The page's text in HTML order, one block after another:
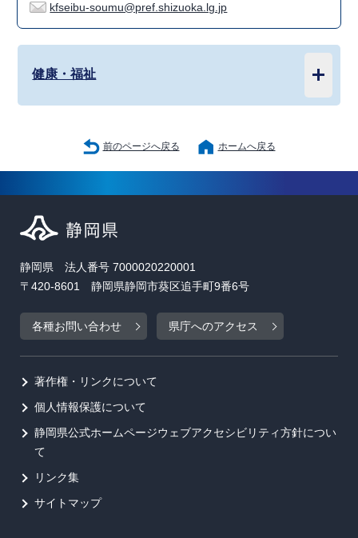
kfseibu-soumu@pref.shizuoka.lg.jp
健康・福祉
前のページへ戻る ホームへ戻る
静岡県 法人番号 7000020220001
〒420-8601 静岡県静岡市葵区追手町9番6号
各種お問い合わせ 県庁へのアクセス
著作権・リンクについて
個人情報保護について
静岡県公式ホームページウェブアクセシビリティ方針につい
て
リンク集
サイトマップ